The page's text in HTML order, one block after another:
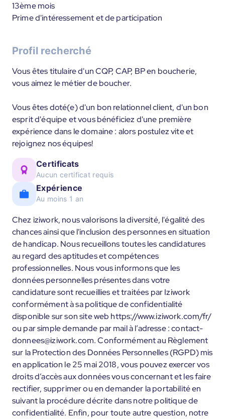
13ème mois
Prime d'intéressement et de participation
Profil recherché
Vous êtes titulaire d'un CQP, CAP, BP en boucherie,
vous aimez le métier de boucher.
Vous êtes doté(e) d'un bon relationnel client, d'un bon
esprit d'équipe et vous bénéficiez d'une première
expérience dans le domaine : alors postulez vite et
rejoignez nos équipes!
Certificats
Aucun certificat requis
Expérience
Au moins 1 an
Chez iziwork, nous valorisons la diversité, l'égalité des
chances ainsi que l'inclusion des personnes en situation
de handicap. Nous recueillons toutes les candidatures
au regard des aptitudes et compétences
professionnelles. Nous vous informons que les
données personnelles présentes dans votre
candidature sont recueillies et traitées par Iziwork
conformément à sa politique de confidentialité
disponible sur son site web https://www.iziwork.com/fr/
ou par simple demande par mail à l’adresse : contact-
donnees@iziwork.com. Conformément au Règlement
sur la Protection des Données Personnelles (RGPD) mis
en application le 25 mai 2018, vous pouvez exercer vos
droits d’accès aux données vous concernant et les faire
rectifier, supprimer ou en demander la portabilité en
suivant la procédure décrite dans notre politique de
confidentialité. Enfin, pour toute autre question, notre